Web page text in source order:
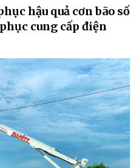
hậu quả cơn bão số
cung cấp điện